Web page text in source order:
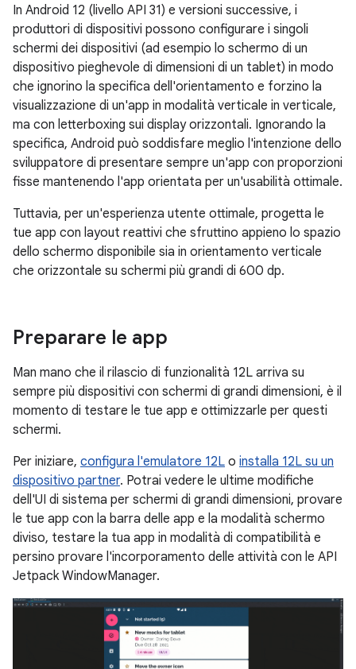
In Android 12 (livello API 31) e versioni successive, i
produttori di dispositivi possono configurare i singoli
schermi dei dispositivi (ad esempio lo schermo di un
dispositivo pieghevole di dimensioni di un tablet) in modo
che ignorino la specifica dell'orientamento e forzino la
visualizzazione di un'app in modalità verticale in verticale,
ma con letterboxing sui display orizzontali. Ignorando la
specifica, Android può soddisfare meglio l'intenzione dello
sviluppatore di presentare sempre un'app con proporzioni
fisse mantenendo l'app orientata per un'usabilità ottimale.
Tuttavia, per un'esperienza utente ottimale, progetta le
tue app con layout reattivi che sfruttino appieno lo spazio
dello schermo disponibile sia in orientamento verticale
che orizzontale su schermi più grandi di 600 dp.
Preparare le app
Man mano che il rilascio di funzionalità 12L arriva su
sempre più dispositivi con schermi di grandi dimensioni, è il
momento di testare le tue app e ottimizzarle per questi
schermi.
Per iniziare, configura l'emulatore 12L o installa 12L su un
dispositivo partner. Potrai vedere le ultime modifiche
dell'UI di sistema per schermi di grandi dimensioni, provare
le tue app con la barra delle app e la modalità schermo
diviso, testare la tua app in modalità di compatibilità e
persino provare l'incorporamento delle attività con le API
Jetpack WindowManager.